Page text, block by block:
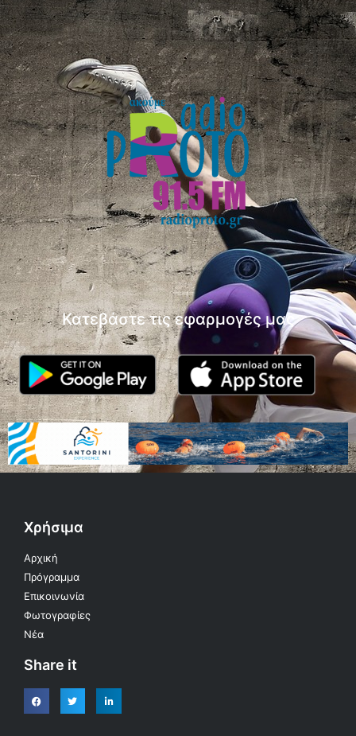
Κατεβάστε τις εφαρμογές μας
Χρήσιμα
Αρχική
Πρόγραμμα
Επικοινωνία
Φωτογραφίες
Νέα
Share it